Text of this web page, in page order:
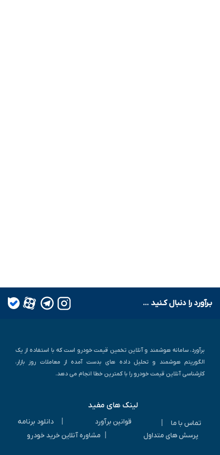
بـرآورد را دنبال کـنید ...
برآورد، سامانه هوشمند و آنلاین تخمین قیمت خودرو است که با استفاده از یک
الگوریتم هوشمند و تحلیل داده های بدست آمده از معاملات روز بازار،
کارشناسی آنلاین قیمت خودرو را با کمترین خطا انجام می دهد.
لینک های مفید
تماس با ما قوانین برآورد
دانلود برنامه
پرسش های متداول
مشاوره آنلاین خرید خودرو